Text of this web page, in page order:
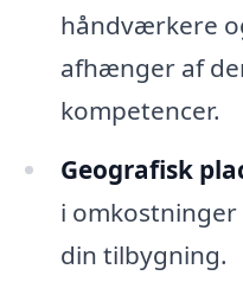
håndværkere
afhænger af
kompetencer.
Geografisk
i omkostninger
din tilbygning.